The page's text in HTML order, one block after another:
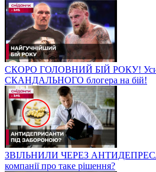
СКОРО ГОЛОВНИЙ БІЙ РОКУ!
СКАНДАЛЬНОГО блогера на бій!
ЗВІЛЬНИЛИ ЧЕРЕЗ
компанії про таке рішення?